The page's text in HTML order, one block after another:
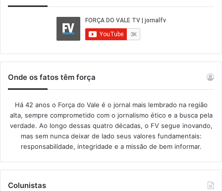
Onde os fatos têm força
Há 42 anos o Força do Vale é o jornal mais lembrado na região
alta, sempre comprometido com o jornalismo ético e a busca pela
verdade. Ao longo dessas quatro décadas, o FV segue inovando,
mas sem nunca deixar de lado seus valores fundamentais:
responsabilidade, integridade e a missão de bem informar.​
Colunistas